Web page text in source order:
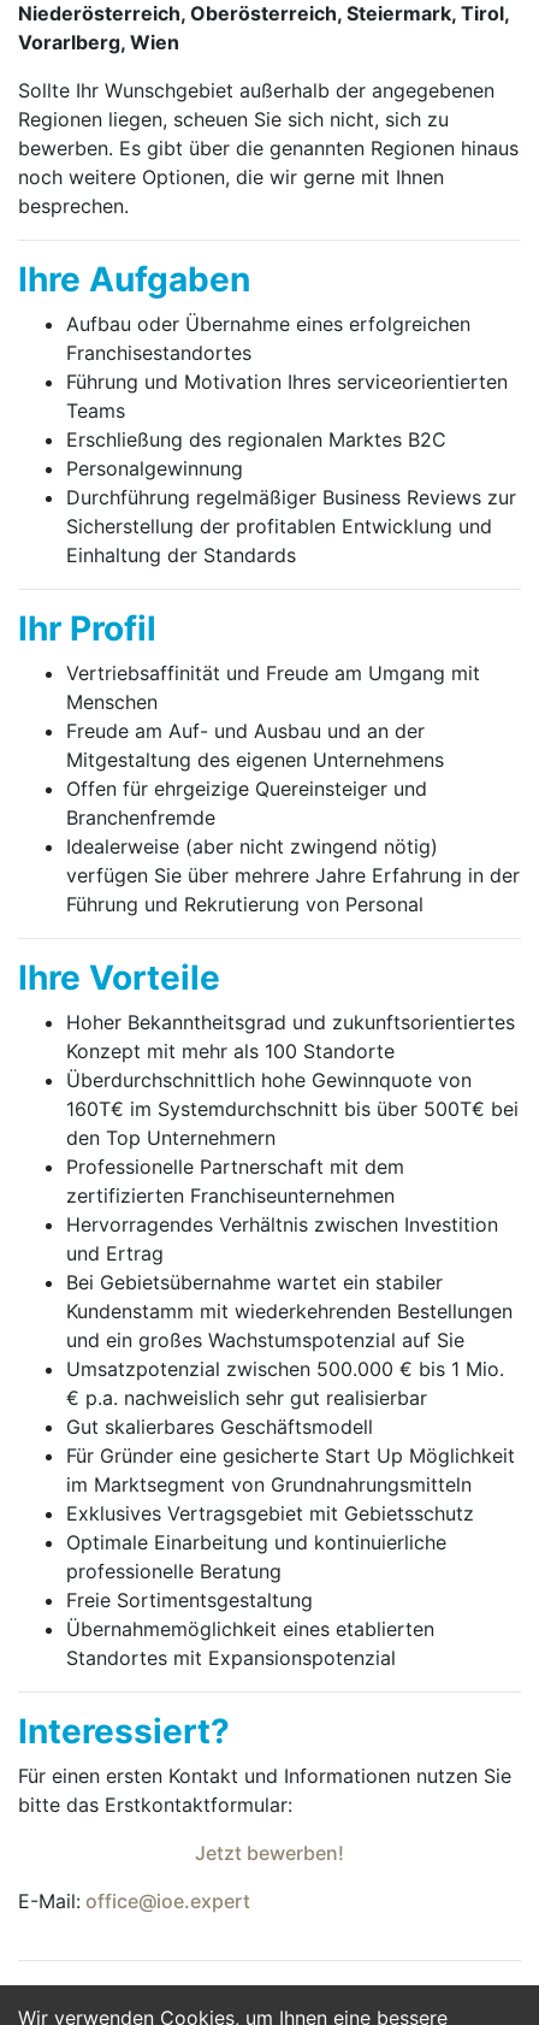
Wir verwenden Cookies, um Ihnen eine bessere
Niederösterreich, Oberösterreich, Steiermark, Tirol,
Vorarlberg, Wien
Sollte Ihr Wunschgebiet außerhalb der angegebenen
Regionen liegen, scheuen Sie sich nicht, sich zu
bewerben. Es gibt über die genannten Regionen hinaus
noch weitere Optionen, die wir gerne mit Ihnen
besprechen.
Ihre Aufgaben
Aufbau oder Übernahme eines erfolgreichen
Franchise­stand­ortes
Führung und Motivation Ihres service­orien­tier­ten
Teams
Erschließung des regionalen Marktes B2C
Personalgewinnung
Durchführung regelmäßiger Business Reviews zur
Sicher­stellung der profitablen Entwicklung und
Einhaltung der Standards
Ihr Profil
Vertriebsaffinität und Freude am Umgang mit
Menschen
Freude am Auf- und Ausbau und an der
Mitgestaltung des eigenen Unternehmens
Offen für ehrgeizige Quereinsteiger und
Branchenfremde
Idealerweise (aber nicht zwingend nötig)
verfügen Sie über mehrere Jahre Erfahrung in der
Führung und Rekrutierung von Personal
Ihre Vorteile
Hoher Bekanntheitsgrad und zukunftsorientiertes
Konzept mit mehr als 100 Standorte
Überdurchschnittlich hohe Gewinnquote von
160T€ im Systemdurchschnitt bis über 500T€ bei
den Top Unternehmern
Professionelle Partnerschaft mit dem
zertifizierten Franchise­unter­nehmen
Hervorragendes Verhältnis zwischen Investition
und Ertrag
Bei Gebietsübernahme wartet ein stabiler
Kundenstamm mit wiederkehrenden Bestellungen
und ein großes Wachstumspotenzial auf Sie
Umsatzpotenzial zwischen 500.000 € bis 1 Mio.
€ p.a. nach­weis­lich sehr gut realisierbar
Gut skalierbares Geschäftsmodell
Für Gründer eine gesicherte Start Up Möglichkeit
im Marktsegment von Grundnahrungsmitteln
Exklusives Vertragsgebiet mit Gebietsschutz
Optimale Einarbeitung und kontinuierliche
professionelle Beratung
Freie Sortimentsgestaltung
Übernahmemöglichkeit eines etablierten
Standortes mit Expansionspotenzial
Interessiert?
Für einen ersten Kontakt und Informationen nutzen Sie
bitte das Erst­kontakt­formular:
Jetzt bewerben!
E-Mail: office@ioe.expert